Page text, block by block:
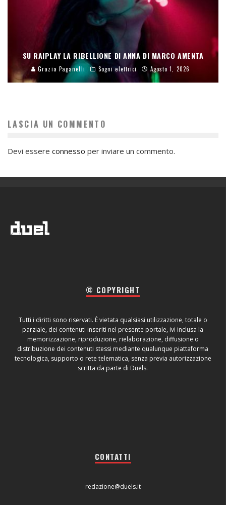
SU RAIPLAY LA RIBELLIONE DI ANNA DI MARCO AMENTA
Grazia Paganelli Sogni elettrici Agosto 1, 2026
LASCIA UN COMMENTO
Devi essere connesso per inviare un commento.
© COPYRIGHT
Tutti i diritti sono riservati. È vietata qualsiasi utilizzazione, totale o
parziale, dei contenuti inseriti nel presente portale, ivi inclusa la
memorizzazione, riproduzione, rielaborazione, diffusione o
distribuzione dei contenuti stessi mediante qualunque piattaforma
tecnologica, supporto o rete telematica, senza previa autorizzazione
scritta da parte di Duels.
CONTATTI
redazione@duels.it